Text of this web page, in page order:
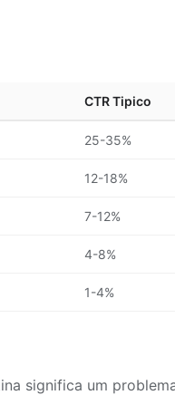
CTR Tipico
25-35%
12-18%
7-12%
4-8%
1-4%
significa um